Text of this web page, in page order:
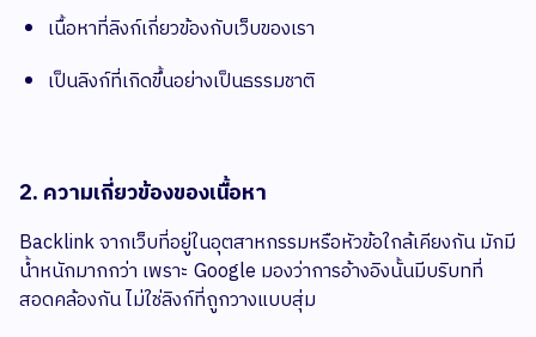
เนื้อหาที่ลิงก์เกี่ยวข้องกับเว็บของเรา
เป็นลิงก์ที่เกิดขึ้นอย่างเป็นธรรมชาติ
2. ความเกี่ยวข้องของเนื้อหา
Backlink จากเว็บที่อยู่ในอุตสาหกรรมหรือหัวข้อใกล้เคียงกัน มักมี
น้ำหนักมากกว่า เพราะ Google มองว่าการอ้างอิงนั้นมีบริบทที่
สอดคล้องกัน ไม่ใช่ลิงก์ที่ถูกวางแบบสุ่ม